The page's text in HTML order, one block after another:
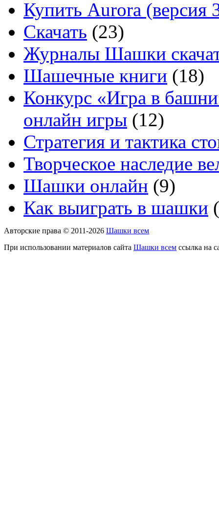
Купить Aurora (версия
Скачать (23)
Журналы Шашки
Шашечные книги (18)
Конкурс «Игра в
онлайн игры (12)
Стратегия и тактика
Творческое наследие
Шашки онлайн (9)
Как выиграть в шашки
Авторские права © 2011-2026 Шашки всем
При использовании материалов сайта Шашки всем ссылка на